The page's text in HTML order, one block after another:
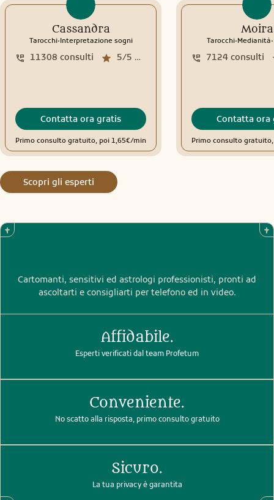
Cassandra
Tarocchi.Interpretazione sogni
5/5 media recensioni
11308 consulti
Contatta ora gratis
Primo consulto gratuito, poi 1,65€/min
Moira
Tarocchi.Medianità.
7124 consulti
Contatta ora
Primo consulto
Scopri gli esperti
Cartomanti, sensitivi ed astrologi professionisti, pronti ad
ascoltarti e consigliarti per telefono ed in video.
Affidabile.
Esperti verificati dal team Profetum
Conveniente.
No scatto alla risposta, primo consulto gratuito
Sicuro.
La tua privacy è garantita